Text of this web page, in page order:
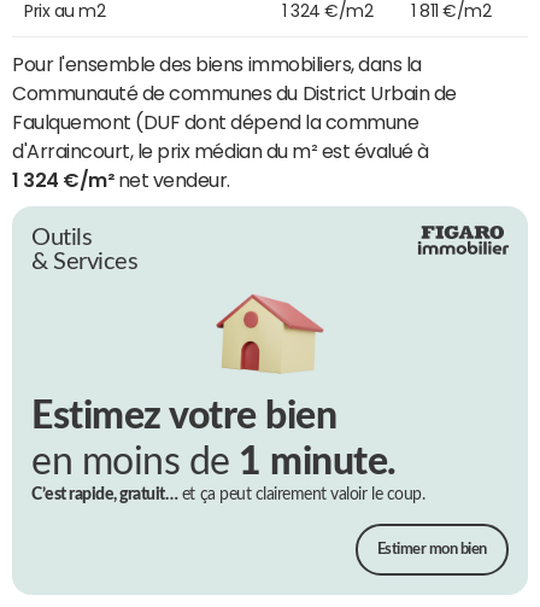
Prix au m2 1 324 €/m2 1 811 €/m2
Pour l'ensemble des biens immobiliers, dans la
Communauté de communes du District Urbain de
Faulquemont (DUF dont dépend la commune
d'Arraincourt, le prix médian du m² est évalué à
1 324 €/m²net vendeur.
Outils
& Services
Estimez votre bien
en moins de 1 minute.
C’est rapide, gratuit…et ça peut clairement valoir le coup.
Estimer mon bien